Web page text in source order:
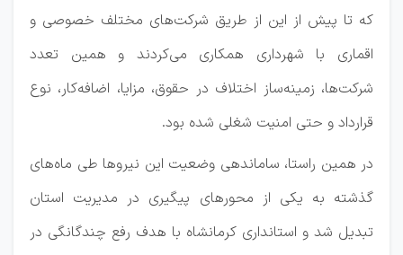
که تا پیش از این از طریق شرکت‌های مختلف خصوصی و
اقماری با شهرداری همکاری می‌کردند و همین تعدد
شرکت‌ها، زمینه‌ساز اختلاف در حقوق، مزایا، اضافه‌کار، نوع
قرارداد و حتی امنیت شغلی شده بود.
در همین راستا، ساماندهی وضعیت این نیروها طی ماه‌های
گذشته به یکی از محورهای پیگیری در مدیریت استان
تبدیل شد و استانداری کرمانشاه با هدف رفع چندگانگی در